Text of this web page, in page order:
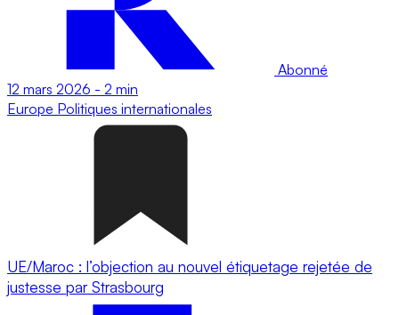
Abonné
12 mars 2026 - 2 min
Europe Politiques internationales
UE/Maroc : l’objection au nouvel étiquetage rejetée de
justesse par Strasbourg